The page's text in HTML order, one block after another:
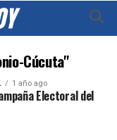
Cúcuta"
1 año ago
Electoral del